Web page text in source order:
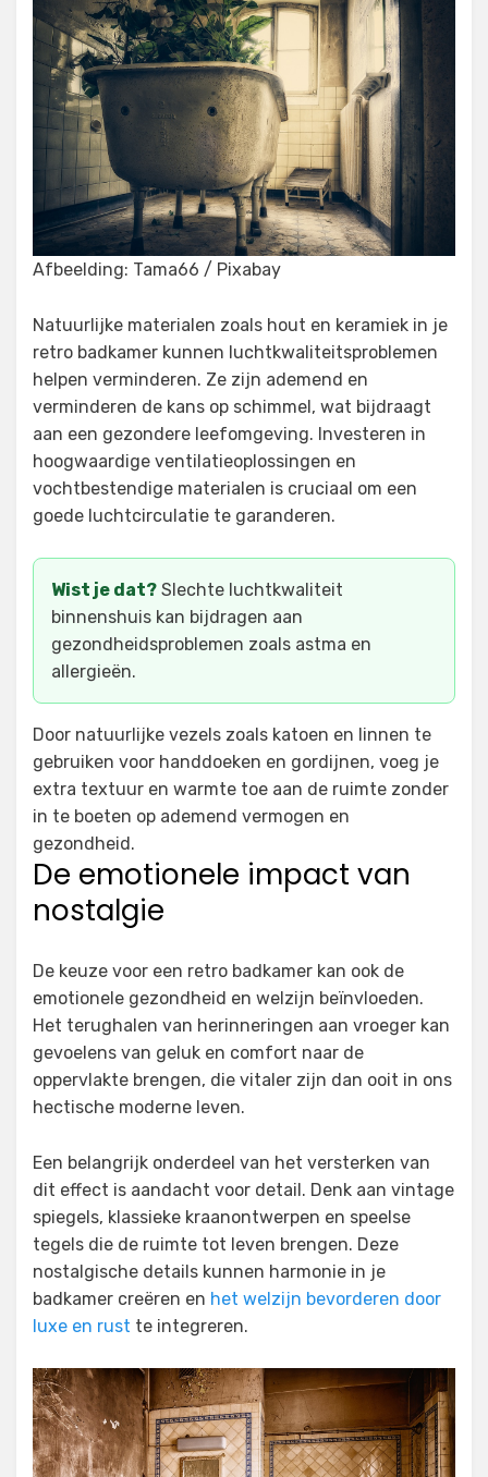
Afbeelding: Tama66 / Pixabay
Natuurlijke materialen zoals hout en keramiek in je
retro badkamer kunnen luchtkwaliteitsproblemen
helpen verminderen. Ze zijn ademend en
verminderen de kans op schimmel, wat bijdraagt
aan een gezondere leefomgeving. Investeren in
hoogwaardige ventilatieoplossingen en
vochtbestendige materialen is cruciaal om een
goede luchtcirculatie te garanderen.
Wist je dat? Slechte luchtkwaliteit
binnenshuis kan bijdragen aan
gezondheidsproblemen zoals astma en
allergieën.
Door natuurlijke vezels zoals katoen en linnen te
gebruiken voor handdoeken en gordijnen, voeg je
extra textuur en warmte toe aan de ruimte zonder
in te boeten op ademend vermogen en
gezondheid.
De emotionele impact van
nostalgie
De keuze voor een retro badkamer kan ook de
emotionele gezondheid en welzijn beïnvloeden.
Het terughalen van herinneringen aan vroeger kan
gevoelens van geluk en comfort naar de
oppervlakte brengen, die vitaler zijn dan ooit in ons
hectische moderne leven.
Een belangrijk onderdeel van het versterken van
dit effect is aandacht voor detail. Denk aan vintage
spiegels, klassieke kraanontwerpen en speelse
tegels die de ruimte tot leven brengen. Deze
nostalgische details kunnen harmonie in je
badkamer creëren en het welzijn bevorderen door
luxe en rust te integreren.